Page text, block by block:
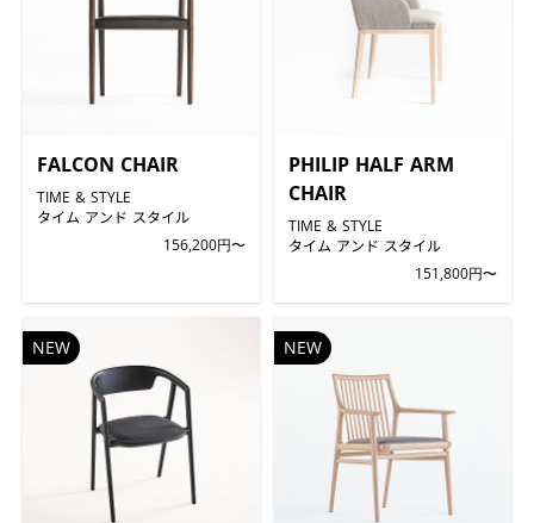
FALCON CHAIR
TIME & STYLE
タイム アンド スタイル
156,200円〜
PHILIP HALF ARM
CHAIR
TIME & STYLE
タイム アンド スタイル
151,800円〜
NEW NEW